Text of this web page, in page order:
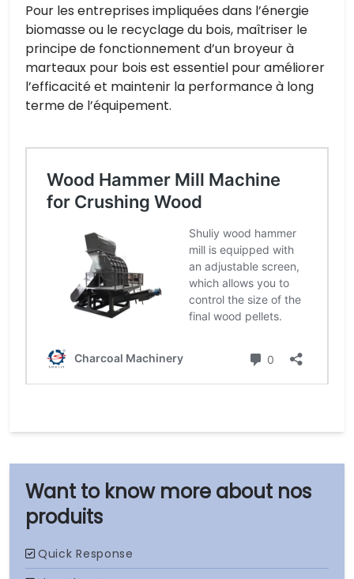
nos
produits
Pour les entreprises impliquées dans l’énergie
biomasse ou le recyclage du bois, maîtriser le
principe de fonctionnement d’un broyeur à
marteaux pour bois est essentiel pour améliorer
l’efficacité et maintenir la performance à long
terme de l’équipement.